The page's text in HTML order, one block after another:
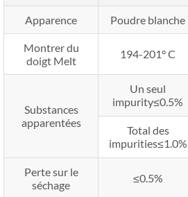
Apparence Poudre blanche
Montrer du
doigt Melt
194-201° C
Substances
apparentées
Un seul
impurity≤0.5%
Total des
impurities≤1.0%
Perte sur le
séchage
≤0.5%